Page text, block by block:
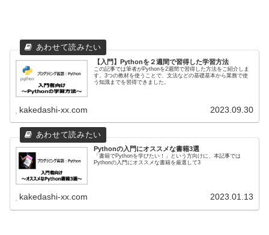
【入門】Pythonを２週間で習得した学習方法
この記事では筆者がPythonを2週間で習得した方法をご紹介しま
す。3つの教材を使うことで、文法などの基礎基本から業務で使
う知識までを習得できました。
kakedashi-xx.com 2023.09.30
Pythonの入門にオススメな書籍3選
「書籍でPythonを学びたい！」という方向けに、本記事では
Pythonの入門にオススメな書籍を厳選して3
kakedashi-xx.com 2023.01.13